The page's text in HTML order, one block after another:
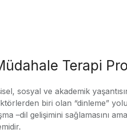
Terapi
sosyal ve akademik
biri olan “dinleme”
–dil gelişimini sağlamasını